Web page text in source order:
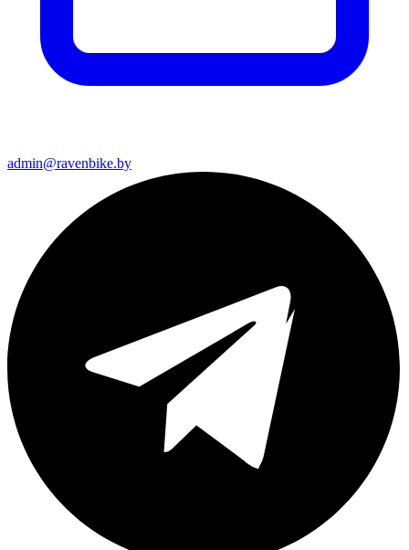
admin@ravenbike.by